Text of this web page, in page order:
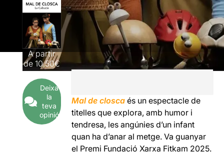
A partir
de 10,50€
Deixa
la
teva
opinió
Mal de closca és un espectacle de
titelles que explora, amb humor i
tendresa, les angúnies d’un infant
quan ha d’anar al metge. Va guanyar
el Premi Fundació Xarxa Fitkam 2025.